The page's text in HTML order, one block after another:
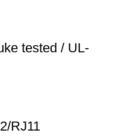
tested / UL-
RJ11